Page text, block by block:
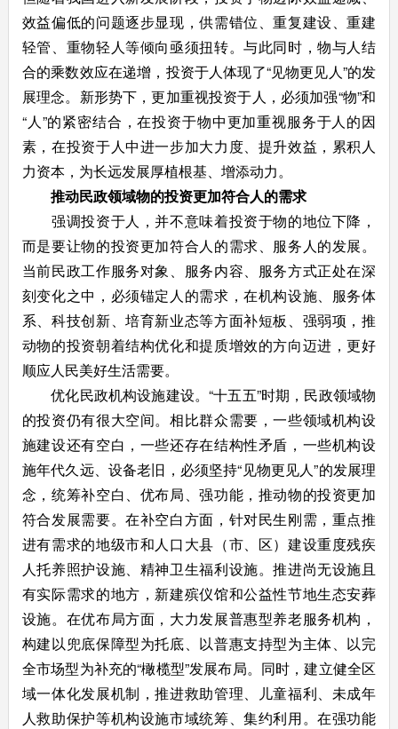
效益偏低的问题逐步显现，供需错位、重复建设、重建
轻管、重物轻人等倾向亟须扭转。与此同时，物与人结
合的乘数效应在递增，投资于人体现了“见物更见人”的发
展理念。新形势下，更加重视投资于人，必须加强“物”和
“人”的紧密结合，在投资于物中更加重视服务于人的因
素，在投资于人中进一步加大力度、提升效益，累积人
力资本，为长远发展厚植根基、增添动力。
推动民政领域物的投资更加符合人的需求
强调投资于人，并不意味着投资于物的地位下降，
而是要让物的投资更加符合人的需求、服务人的发展。
当前民政工作服务对象、服务内容、服务方式正处在深
刻变化之中，必须锚定人的需求，在机构设施、服务体
系、科技创新、培育新业态等方面补短板、强弱项，推
动物的投资朝着结构优化和提质增效的方向迈进，更好
顺应人民美好生活需要。
优化民政机构设施建设。“十五五”时期，民政领域物
的投资仍有很大空间。相比群众需要，一些领域机构设
施建设还有空白，一些还存在结构性矛盾，一些机构设
施年代久远、设备老旧，必须坚持“见物更见人”的发展理
念，统筹补空白、优布局、强功能，推动物的投资更加
符合发展需要。在补空白方面，针对民生刚需，重点推
进有需求的地级市和人口大县（市、区）建设重度残疾
人托养照护设施、精神卫生福利设施。推进尚无设施且
有实际需求的地方，新建殡仪馆和公益性节地生态安葬
设施。在优布局方面，大力发展普惠型养老服务机构，
构建以兜底保障型为托底、以普惠支持型为主体、以完
全市场型为补充的“橄榄型”发展布局。同时，建立健全区
域一体化发展机制，推进救助管理、儿童福利、未成年
人救助保护等机构设施市域统筹、集约利用。在强功能